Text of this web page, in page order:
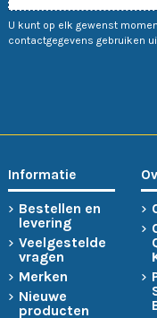
U kunt op elk gewenst
contactgegevens gebruiken
Informatie
Bestellen en
levering
Veelgestelde
vragen
Merken
Nieuwe
producten